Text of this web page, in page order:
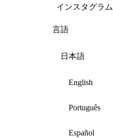
インスタグラム
言語
日本語
English
Português
Español